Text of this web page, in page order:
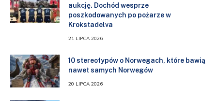
aukcję. Dochód wesprze
poszkodowanych po pożarze w
Krokstadelva
21 LIPCA 2026
10 stereotypów o Norwegach, które bawią
nawet samych Norwegów
20 LIPCA 2026